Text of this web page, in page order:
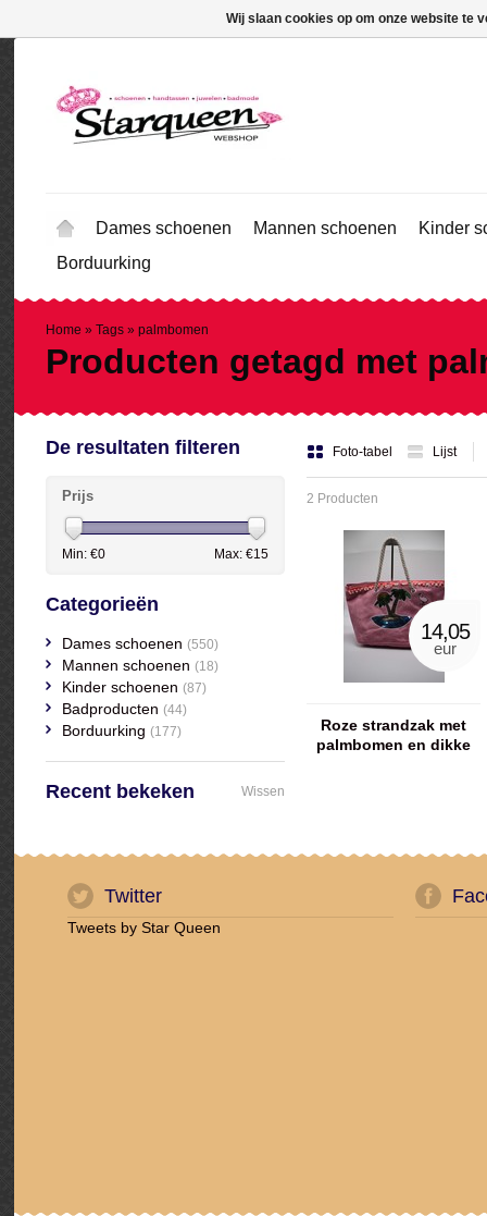
Dames schoenen Mannen schoenen
Kinder
Borduurking
Home » Tags » palmbomen
Producten getagd met
Foto-tabel Lijst
2 Producten
14,05
eur
Roze strandzak met
palmbomen en dikke
De resultaten filteren
Prijs
Min: €0 Max: €15
Categorieën
Dames schoenen (550)
Mannen schoenen (18)
Kinder schoenen (87)
Badproducten (44)
Borduurking (177)
Recent bekeken Wissen
Twitter
Tweets by Star Queen
Wij slaan cookies op om onze website te